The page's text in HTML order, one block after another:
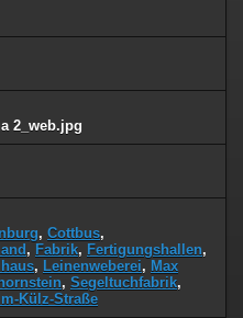
2_web.jpg
, Cottbus,
, Fabrik, Fertigungshallen,
, Leinenweberei, Max
, Segeltuchfabrik,
Külz-Straße